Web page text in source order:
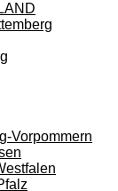
Vorpommern